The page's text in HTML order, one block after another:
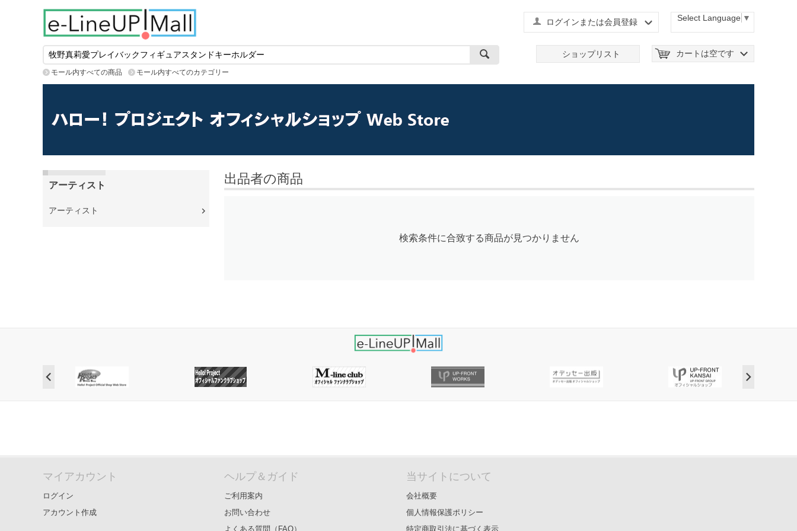
Select Language ▼
ログインまたは会員登録
カートは空です
ショップリスト
モール内すべての商品 モール内すべてのカテゴリー
アーティスト
アーティスト
出品者の商品
検索条件に合致する商品が見つかりません
マイアカウント
ログイン
アカウント作成
ヘルプ＆ガイド
ご利用案内
お問い合わせ
よくある質問（FAQ）
当サイトについて
会社概要
個人情報保護ポリシー
特定商取引法に基づく表示